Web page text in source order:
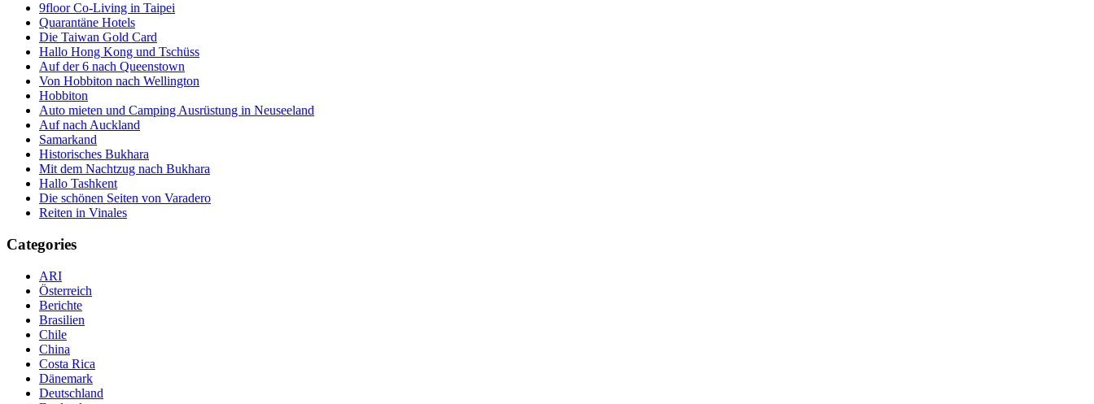
9floor Co-Living in Taipei
Quarantäne Hotels
Die Taiwan Gold Card
Hallo Hong Kong und Tschüss
Auf der 6 nach Queenstown
Von Hobbiton nach Wellington
Hobbiton
Auto mieten und Camping Ausrüstung in Neuseeland
Auf nach Auckland
Samarkand
Historisches Bukhara
Mit dem Nachtzug nach Bukhara
Hallo Tashkent
Die schönen Seiten von Varadero
Reiten in Vinales
Categories
ARI
Österreich
Berichte
Brasilien
Chile
China
Costa Rica
Dänemark
Deutschland